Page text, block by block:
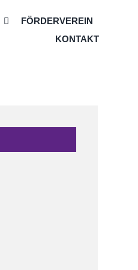
FÖRDERVEREIN
KONTAKT